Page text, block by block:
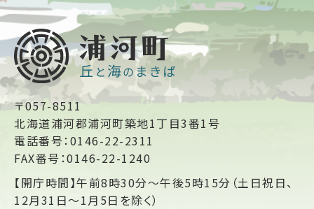
〒057-8511
北海道浦河郡浦河町築地1丁目3番1号
電話番号：0146-22-2311
FAX番号：0146-22-1240
【開庁時間】午前8時30分～午後5時15分（土日祝日、
12月31日～1月5日を除く）